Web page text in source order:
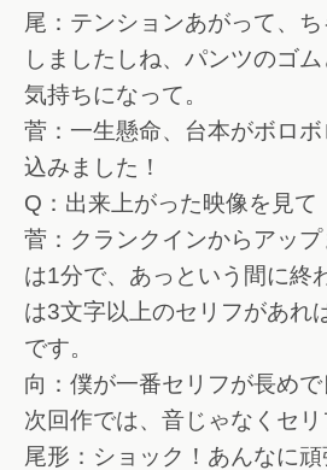
尾：テンションあがって、
しましたしね、パンツのゴ
気持ちになって。
菅：一生懸命、台本がボロ
込みました！
Q：出来上がった映像を見て
菅：クランクインからアッ
は1分で、あっという間に終
は3文字以上のセリフがあれ
です。
向：僕が一番セリフが長め
次回作では、音じゃなくセリ
尾形：ショック！あんなに